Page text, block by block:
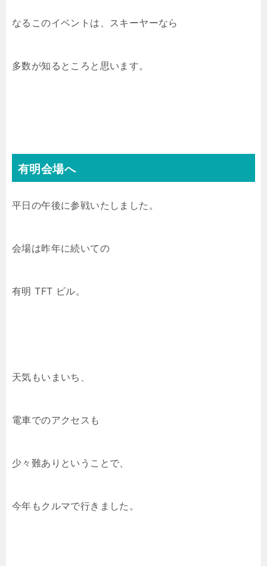
なるこのイベントは、スキーヤーなら
多数が知るところと思います。
有明会場へ
平日の午後に参戦いたしました。
会場は昨年に続いての
有明 TFT ビル。
天気もいまいち、
電車でのアクセスも
少々難ありということで、
今年もクルマで行きました。